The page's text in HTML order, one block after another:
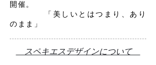
開催。
​ 「美しいとはつまり、あり
のまま」
​スペキエスデザインについて